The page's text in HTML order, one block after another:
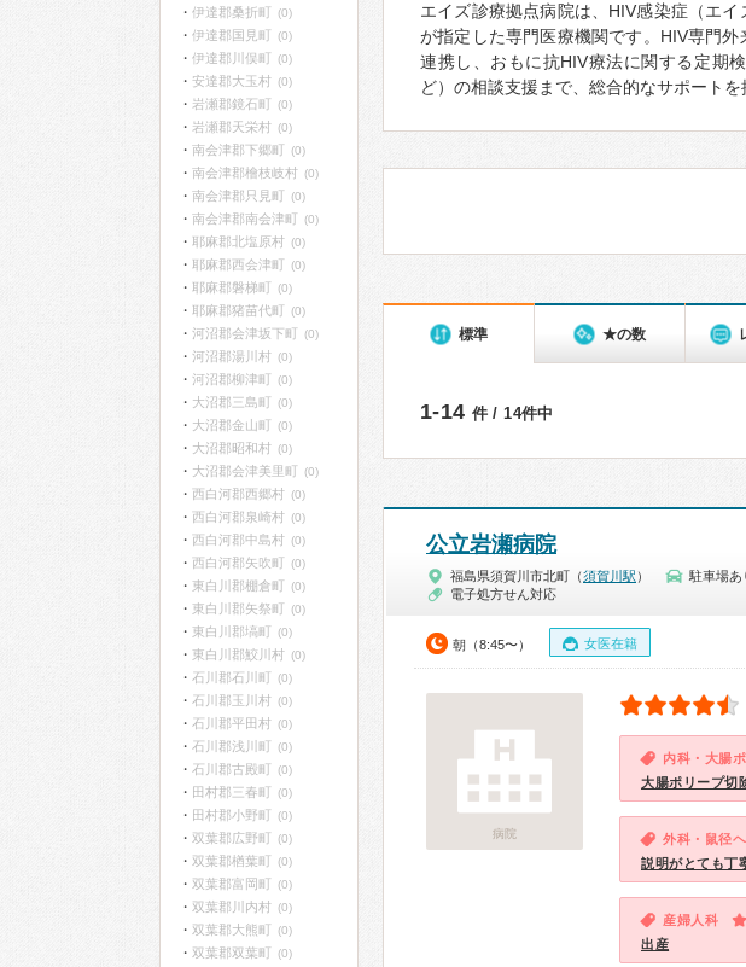
エイズ診療拠点病院は、HIV感染症（エ
が指定した専門医療機関です。HIV専門
連携し、おもに抗HIV療法に関する定期
ど）の相談支援まで、総合的なサポートを
標準 ★の数
1-14 件 / 14件中
公立岩瀬病院
福島県須賀川市北町（須賀川駅 ） 駐車場あ
電子処方せん対応
朝（8:45〜） 女医在籍
病院
内科・大腸
大腸ポリープ切
外科・鼠径
説明がとても丁
産婦人科
出産
伊達郡桑折町 (0)
伊達郡国見町 (0)
伊達郡川俣町 (0)
安達郡大玉村 (0)
岩瀬郡鏡石町 (0)
岩瀬郡天栄村 (0)
南会津郡下郷町 (0)
南会津郡檜枝岐村 (0)
南会津郡只見町 (0)
南会津郡南会津町 (0)
耶麻郡北塩原村 (0)
耶麻郡西会津町 (0)
耶麻郡磐梯町 (0)
耶麻郡猪苗代町 (0)
河沼郡会津坂下町 (0)
河沼郡湯川村 (0)
河沼郡柳津町 (0)
大沼郡三島町 (0)
大沼郡金山町 (0)
大沼郡昭和村 (0)
大沼郡会津美里町 (0)
西白河郡西郷村 (0)
西白河郡泉崎村 (0)
西白河郡中島村 (0)
西白河郡矢吹町 (0)
東白川郡棚倉町 (0)
東白川郡矢祭町 (0)
東白川郡塙町 (0)
東白川郡鮫川村 (0)
石川郡石川町 (0)
石川郡玉川村 (0)
石川郡平田村 (0)
石川郡浅川町 (0)
石川郡古殿町 (0)
田村郡三春町 (0)
田村郡小野町 (0)
双葉郡広野町 (0)
双葉郡楢葉町 (0)
双葉郡富岡町 (0)
双葉郡川内村 (0)
双葉郡大熊町 (0)
双葉郡双葉町 (0)